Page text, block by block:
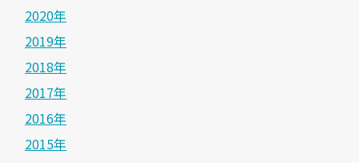
2020年
2019年
2018年
2017年
2016年
2015年